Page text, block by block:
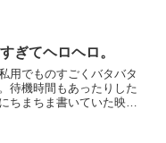
を...
ぎてヘロヘロ。
用でものすごくバタバタ
待機時間もあったりした
ちまちま書いていた映画